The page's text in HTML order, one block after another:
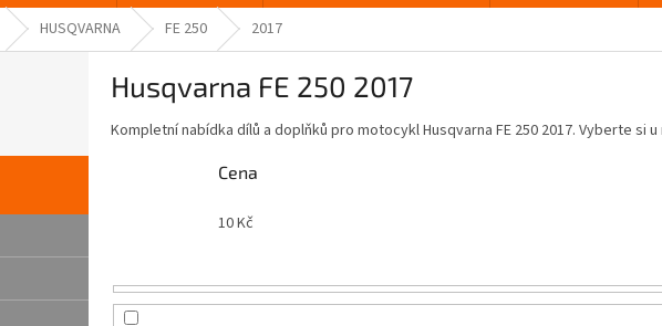
HUSQVARNA FE 250 2017
Husqvarna FE 250 2017
Kompletní nabídka dílů a doplňků pro motocykl Husqvarna FE 250 2017. Vyberte si
Cena
10Kč